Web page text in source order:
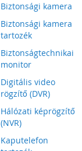
Biztonsági kamera
Biztonsági kamera
tartozék
Biztonságtechnikai
monitor
Digitális video
rögzítő (DVR)
Hálózati képrögzítő
(NVR)
Kaputelefon